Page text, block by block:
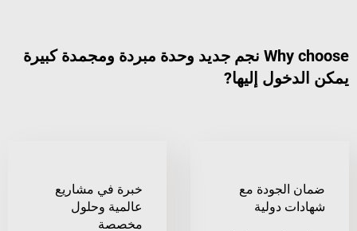
Why choose نجم جديد وحدة مبردة ومجمدة كبيرة
إليها?
مع
دولية
خبرة في مشاريع
عالمية وحلول